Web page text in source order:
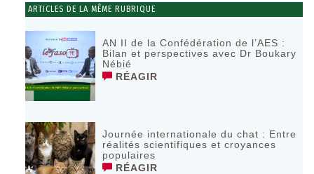
ARTICLES DE LA MÊME RUBRIQUE
AN II de la Confédération de l’AES :
Bilan et perspectives avec Dr Boukary
Nébié
RÉAGIR
Journée internationale du chat : Entre
réalités scientifiques et croyances
populaires
RÉAGIR